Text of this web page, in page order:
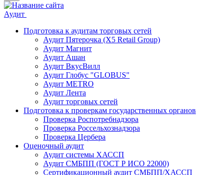
Аудит
Подготовка к аудитам торговых сетей
Аудит Пятерочка (X5 Retail Group)
Аудит Магнит
Аудит Ашан
Аудит ВкусВилл
Аудит Глобус "GLOBUS"
Аудит METRO
Аудит Лента
Аудит торговых сетей
Подготовка к проверкам государственных органов
Проверка Роспотребнадзора
Проверка Россельхознадзора
Проверка Цербера
Оценочный аудит
Аудит системы ХАССП
Аудит СМБПП (ГОСТ Р ИСО 22000)
Сертификационный аудит СМБПП/ХАССП